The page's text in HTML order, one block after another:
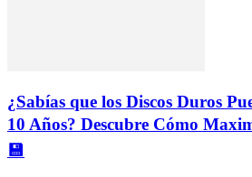
¿Sabías que los Discos Duros
10 Años? Descubre Cómo
💾